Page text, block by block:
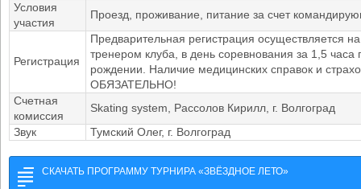
Условия
участия
Проезд, проживание, питание за счет
Регистрация
Предварительная регистрация осуществляется
тренером клуба, в день соревнования за 1,5 часа
рождении. Наличие медицинских справок и
ОБЯЗАТЕЛЬНО!
Счетная
комиссия
Skating system, Рассолов Кирилл, г. Волгоград
Звук
Тумский Олег, г. Волгоград
СКАЧАТЬ ПРОГРАММУ ТУРНИРА «ЗВЁЗДНОЕ ЛЕТО»